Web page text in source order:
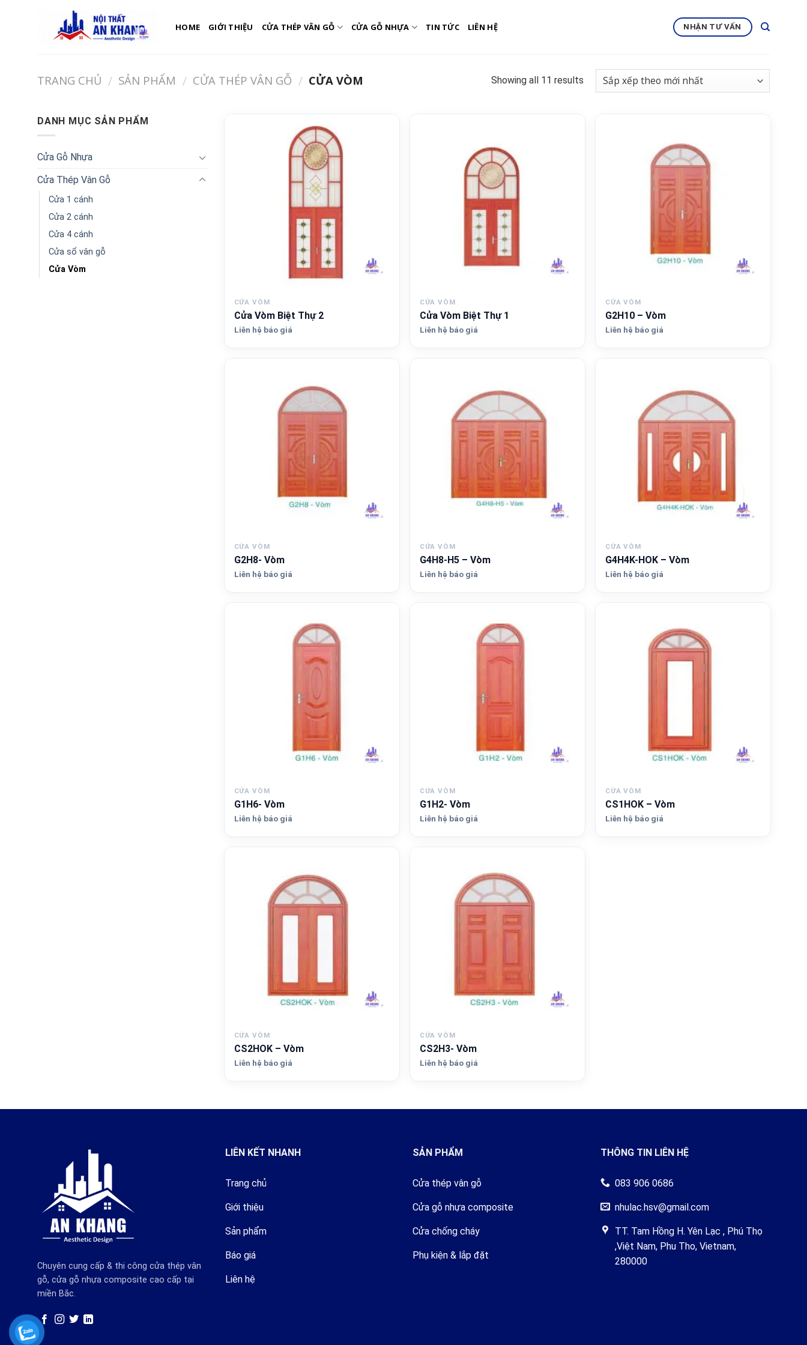
HOME GIỚI THIỆU CỬA THÉP VÂN GỖ CỬA GỖ NHỰA TIN TỨC LIÊN HỆ NHẬN TƯ VẤN
TRANG CHỦ / SẢN PHẨM / CỬA THÉP VÂN GỖ / CỬA VÒM Showing all 11 results
DANH MỤC SẢN PHẨM
Cửa Gỗ Nhựa
Cửa Thép Vân Gỗ
Cửa 1 cánh
Cửa 2 cánh
Cửa 4 cánh
Cửa sổ vân gỗ
Cửa Vòm
CỬA VÒM
Cửa Vòm Biệt Thự 2
Liên hệ báo giá
CỬA VÒM
Cửa Vòm Biệt Thự 1
Liên hệ báo giá
CỬA VÒM
G2H10 – Vòm
Liên hệ báo giá
CỬA VÒM
G2H8- Vòm
Liên hệ báo giá
CỬA VÒM
G4H8-H5 – Vòm
Liên hệ báo giá
CỬA VÒM
G4H4K-HOK – Vòm
Liên hệ báo giá
CỬA VÒM
G1H6- Vòm
Liên hệ báo giá
CỬA VÒM
G1H2- Vòm
Liên hệ báo giá
CỬA VÒM
CS1HOK – Vòm
Liên hệ báo giá
CỬA VÒM
CS2HOK – Vòm
Liên hệ báo giá
CỬA VÒM
CS2H3- Vòm
Liên hệ báo giá
Chuyên cung cấp & thi công cửa thép vân
gỗ, cửa gỗ nhựa composite cao cấp tại
miền Bắc.
LIÊN KẾT NHANH
Trang chủ
Giới thiệu
Sản phẩm
Báo giá
Liên hệ
SẢN PHẨM
Cửa thép vân gỗ
Cửa gỗ nhựa composite
Cửa chống cháy
Phụ kiện & lắp đặt
THÔNG TIN LIÊN HỆ
083 906 0686
nhulac.hsv@gmail.com
TT. Tam Hồng H. Yên Lạc , Phú Thọ
,Việt Nam, Phu Tho, Vietnam,
280000